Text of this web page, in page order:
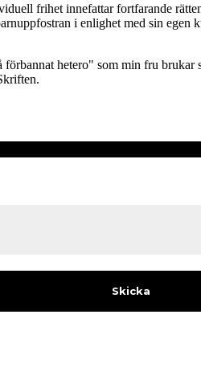
frihet innefattar fortfarande
i enlighet med sin
hetero" som min fru